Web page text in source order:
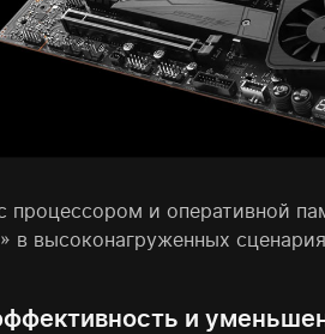
процессором и оперативной
в высоконагруженных
и